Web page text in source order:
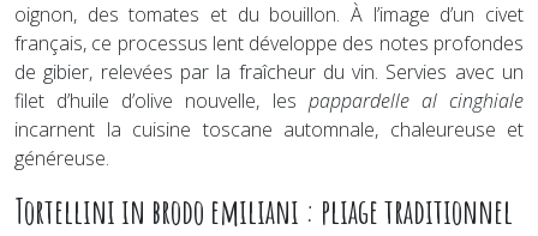
oignon, des tomates et du bouillon. À l’image d’un civet
français, ce processus lent développe des notes profondes
de gibier, relevées par la fraîcheur du vin. Servies avec un
filet d’huile d’olive nouvelle, les pappardelle al cinghiale
incarnent la cuisine toscane automnale, chaleureuse et
généreuse.
Tortellini in brodo emiliani : pliage traditionnel